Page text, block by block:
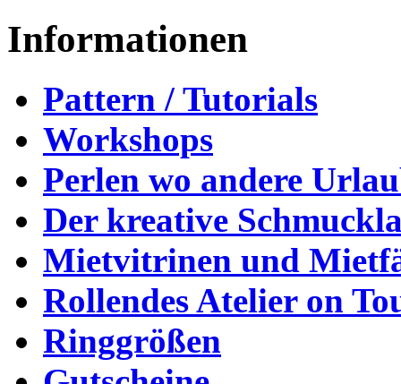
Informationen
Pattern / Tutorials
Workshops
Perlen wo andere
Der kreative
Mietvitrinen und
Rollendes Atelier on
Ringgrößen